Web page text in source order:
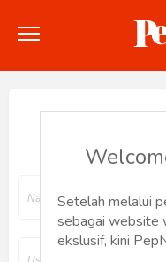
Politik
Konstitusi
Setelah melalui
sebagai website
ekslusif, kini